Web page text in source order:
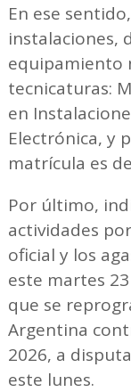
En ese
instalaciones,
equipamiento
tecnicaturas:
en
Electrónica, y
matrícula es
Por último,
actividades
oficial y los
este martes
que se
Argentina
2026, a
este lunes.